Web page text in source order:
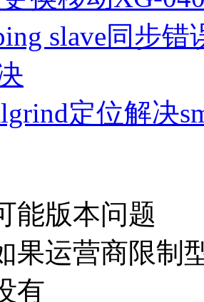
slave同步错
定位解决
能版本问题
果运营商限制
有